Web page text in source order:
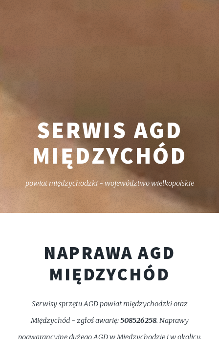
SERWIS AGD
MIĘDZYCHÓD
powiat międzychodzki - województwo wielkopolskie
NAPRAWA AGD
MIĘDZYCHÓD
Serwisy sprzętu AGD powiat międzychodzki oraz
Międzychód - zgłoś awarię:508526258. Naprawy
pogwarancyjne dużego AGD w Międzychodzie i w okolicy.